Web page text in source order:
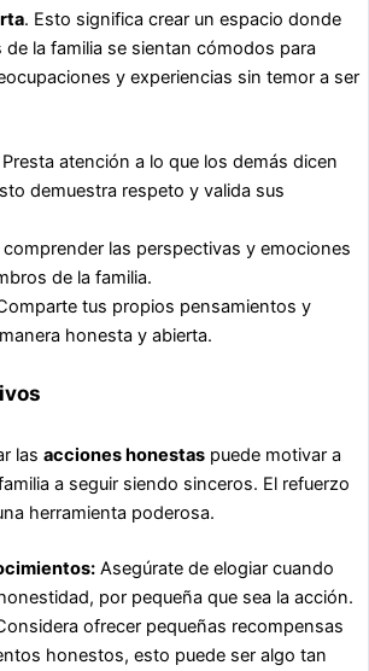
. Esto significa crear un espacio donde
la familia se sientan cómodos para
y experiencias sin temor a ser
Presta atención a lo que los demás dicen
demuestra respeto y valida sus
las perspectivas y emociones
de la familia.
tus propios pensamientos y
honesta y abierta.
las acciones honestas puede motivar a
a seguir siendo sinceros. El refuerzo
herramienta poderosa.
Asegúrate de elogiar cuando
por pequeña que sea la acción.
ofrecer pequeñas recompensas
honestos, esto puede ser algo tan